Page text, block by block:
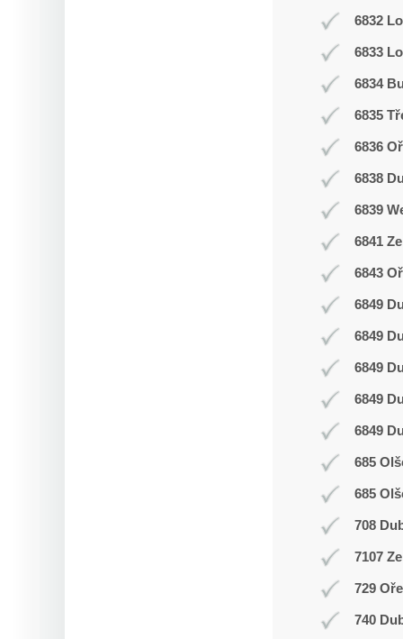
6832
6833
6834
6835
6836
6838
6839
6841
6843
6849
6849
6849
6849
6849
685
685
708
7107
729
740